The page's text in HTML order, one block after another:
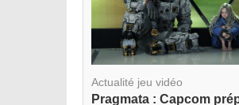
Actualité jeu vidéo